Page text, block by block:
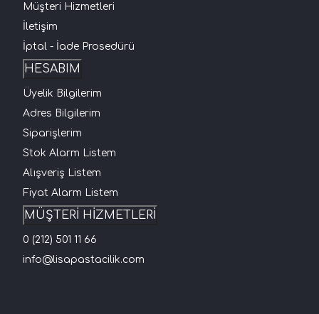
Müşteri Hizmetleri
İletişim
İptal - İade Prosedürü
HESABIM
Üyelik Bilgilerim
Adres Bilgilerim
Siparişlerim
Stok Alarm Listem
Alışveriş Listem
Fiyat Alarm Listem
MÜŞTERİ HİZMETLERİ
0 (212) 501 11 66
info@lisapastacilik.com